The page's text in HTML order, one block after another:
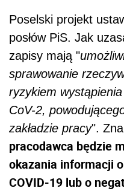
Poselski projekt
posłów PiS. Jak
zapisy mają "
sprawowanie
ryzykiem
CoV-2,
zakładzie pracy".
pracodawca będzie
okazania informacji
COVID-19 lub o